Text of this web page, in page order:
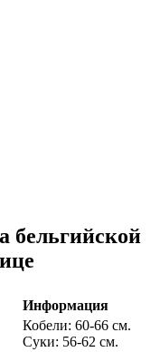
бельгийской
Информация
Кобели: 60-66 см.
Суки: 56-62 см.